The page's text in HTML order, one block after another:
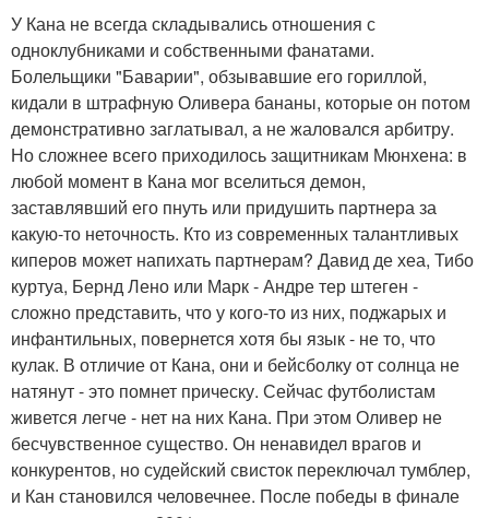
У Кана не всегда складывались отношения с
одноклубниками и собственными фанатами.
Болельщики "Баварии", обзывавшие его гориллой,
кидали в штрафную Оливера бананы, которые он потом
демонстративно заглатывал, а не жаловался арбитру.
Но сложнее всего приходилось защитникам Мюнхена: в
любой момент в Кана мог вселиться демон,
заставлявший его пнуть или придушить партнера за
какую-то неточность. Кто из современных талантливых
киперов может напихать партнерам? Давид де хеа, Тибо
куртуа, Бернд Лено или Марк - Андре тер штеген -
сложно представить, что у кого-то из них, поджарых и
инфантильных, повернется хотя бы язык - не то, что
кулак. В отличие от Кана, они и бейсболку от солнца не
натянут - это помнет прическу. Сейчас футболистам
живется легче - нет на них Кана. При этом Оливер не
бесчувственное существо. Он ненавидел врагов и
конкурентов, но судейский свисток переключал тумблер,
и Кан становился человечнее. После победы в финале